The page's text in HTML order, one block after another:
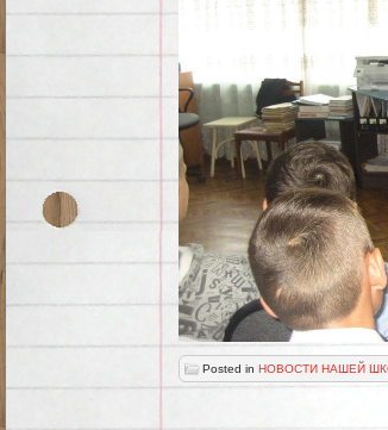
Posted in НОВОСТИ НАШЕЙ